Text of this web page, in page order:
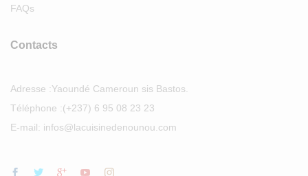
FAQs
Contacts
Adresse :Yaoundé Cameroun sis Bastos.
Téléphone :(+237) 6 95 08 23 23
E-mail: infos@lacuisinedenounou.com